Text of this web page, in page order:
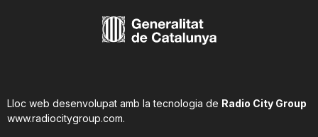
Lloc web desenvolupat amb la tecnologia de Radio City Group
www.radiocitygroup.com.